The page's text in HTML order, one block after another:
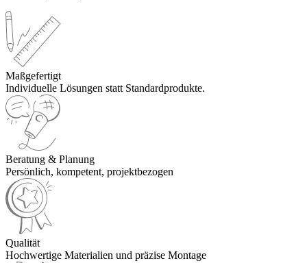
Maßgefertigt
Individuelle Lösungen statt Standardprodukte.
Beratung & Planung
Persönlich, kompetent, projektbezogen
Qualität
Hochwertige Materialien und präzise Montage